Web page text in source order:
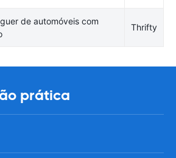
de automóveis com
Thrifty
prática